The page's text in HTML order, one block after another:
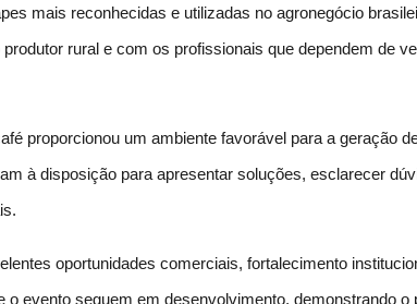
mais reconhecidas e utilizadas no agronegócio
rural e com os profissionais que dependem de
proporcionou um ambiente favorável para a geração
à disposição para apresentar soluções, esclarecer
oportunidades comerciais, fortalecimento
evento seguem em desenvolvimento, demonstrando